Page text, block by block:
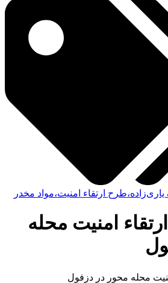
ارتقاء امنیت،مواد مخدر
امنیت محله
محور در دزفول